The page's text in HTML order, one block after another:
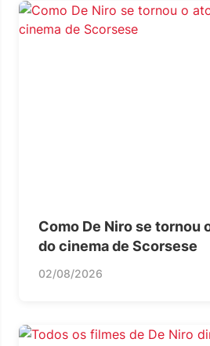
Como De Niro se tornou
do cinema de Scorsese
02/08/2026